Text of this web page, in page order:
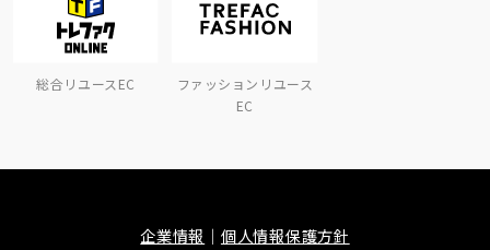
総合リユースEC
ファッションリユース
EC
企業情報
個人情報保護方針